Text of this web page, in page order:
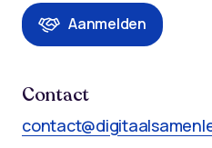
Aanmelden
Contact